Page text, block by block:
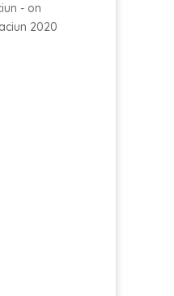
-on
2020